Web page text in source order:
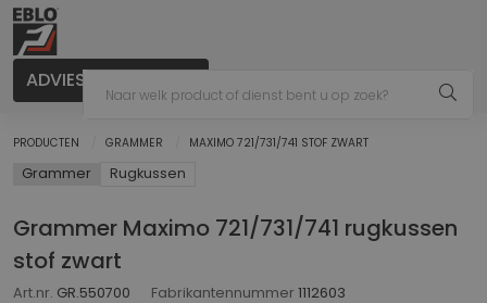
ADVIES AANVRAGEN
PRODUCTEN GRAMMER MAXIMO 721/731/741 STOF ZWART
Grammer Rugkussen
Grammer Maximo 721/731/741 rugkussen
stof zwart
Art.nr. GR.550700 Fabrikantennummer 1112603